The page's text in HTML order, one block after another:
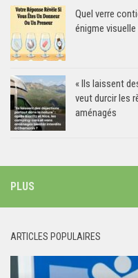
Quel verre
énigme
« Ils laissent
veut durcir les
aménagés
PLUS
ARTICLES POPULAIRES